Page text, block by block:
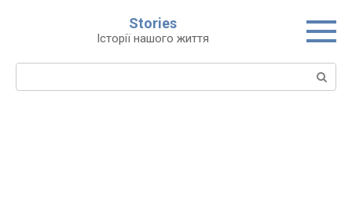
Stories
Історії нашого життя
Пошук: